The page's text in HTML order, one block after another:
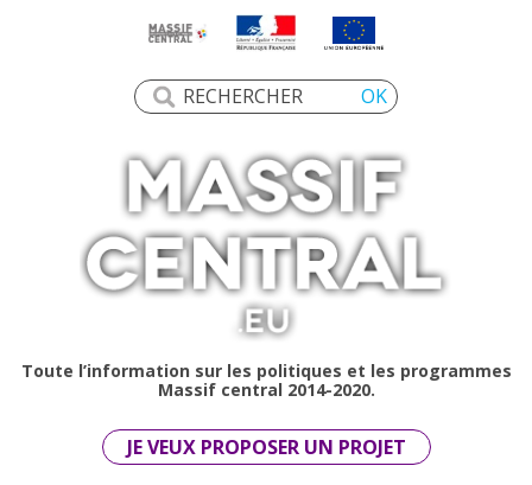
Toute l’information sur les politiques et les programmes
Massif central 2014-2020.
JE VEUX PROPOSER UN PROJET